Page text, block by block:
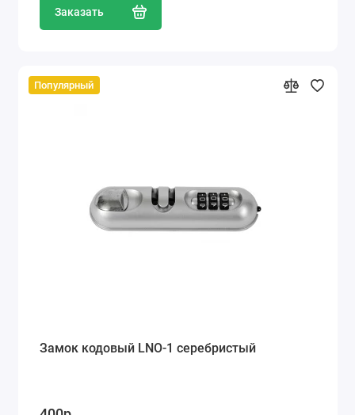
Заказать
Популярный
Замок кодовый LNO-1 серебристый